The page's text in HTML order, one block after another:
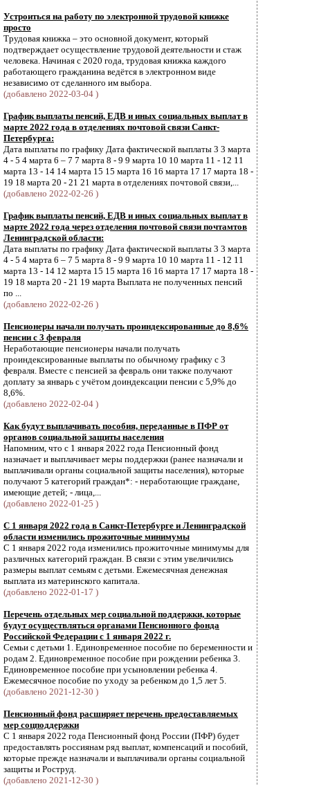
Устроиться на работу по электронной трудовой книжке
просто
Трудовая книжка – это основной документ, который
подтверждает осуществление трудовой деятельности и стаж
человека. Начиная с 2020 года, трудовая книжка каждого
работающего гражданина ведётся в электронном виде
независимо от сделанного им выбора.
(добавлено 2022-03-04 )
График выплаты пенсий, ЕДВ и иных социальных выплат в
марте 2022 года в отделениях почтовой связи Санкт-
Петербурга:
Дата выплаты по графику Дата фактической выплаты 3 3 марта
4 - 5 4 марта 6 – 7 7 марта 8 - 9 9 марта 10 10 марта 11 - 12 11
марта 13 - 14 14 марта 15 15 марта 16 16 марта 17 17 марта 18 -
19 18 марта 20 - 21 21 марта в отделениях почтовой связи,...
(добавлено 2022-02-26 )
График выплаты пенсий, ЕДВ и иных социальных выплат в
марте 2022 года через отделения почтовой связи почтамтов
Ленинградской области:
Дата выплаты по графику Дата фактической выплаты 3 3 марта
4 - 5 4 марта 6 – 7 5 марта 8 - 9 9 марта 10 10 марта 11 - 12 11
марта 13 - 14 12 марта 15 15 марта 16 16 марта 17 17 марта 18 -
19 18 марта 20 - 21 19 марта Выплата не полученных пенсий
по ...
(добавлено 2022-02-26 )
Пенсионеры начали получать проиндексированные до 8,6%
пенсии с 3 февраля
Неработающие пенсионеры начали получать
проиндексированные выплаты по обычному графику с 3
февраля. Вместе с пенсией за февраль они также получают
доплату за январь с учётом доиндексации пенсии с 5,9% до
8,6%.
(добавлено 2022-02-04 )
Как будут выплачивать пособия, переданные в ПФР от
органов социальной защиты населения
Напомним, что с 1 января 2022 года Пенсионный фонд
назначает и выплачивает меры поддержки (ранее назначали и
выплачивали органы социальной защиты населения), которые
получают 5 категорий граждан*: - неработающие граждане,
имеющие детей; - лица,...
(добавлено 2022-01-25 )
С 1 января 2022 года в Санкт-Петербурге и Ленинградской
области изменились прожиточные минимумы
С 1 января 2022 года изменились прожиточные минимумы для
различных категорий граждан. В связи с этим увеличились
размеры выплат семьям с детьми. Ежемесячная денежная
выплата из материнского капитала.
(добавлено 2022-01-17 )
Перечень отдельных мер социальной поддержки, которые
будут осуществляться органами Пенсионного фонда
Российской Федерации с 1 января 2022 г.
Семьи с детьми 1. Единовременное пособие по беременности и
родам 2. Единовременное пособие при рождении ребенка 3.
Единовременное пособие при усыновлении ребенка 4.
Ежемесячное пособие по уходу за ребенком до 1,5 лет 5.
(добавлено 2021-12-30 )
Пенсионный фонд расширяет перечень предоставляемых
мер соцподдержки
С 1 января 2022 года Пенсионный фонд России (ПФР) будет
предоставлять россиянам ряд выплат, компенсаций и пособий,
которые прежде назначали и выплачивали органы социальной
защиты и Роструд.
(добавлено 2021-12-30 )